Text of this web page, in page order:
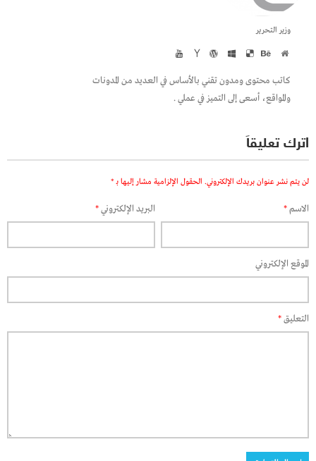
وزير التحرير
كاتب محتوى ومدون تقني بالأساس في العديد من المدونات
والمواقع، أسعى إلى التميز في عملي .
اترك تعليقاً
لن يتم نشر عنوان بريدك الإلكتروني. الحقول الإلزامية مشار إليها بـ *
الاسم* البريد الإلكتروني*
الموقع الإلكتروني
التعليق*